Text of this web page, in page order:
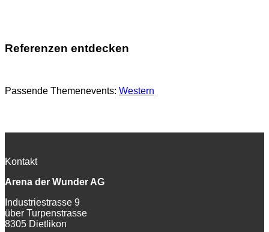
Referenzen entdecken
Passende Themenevents: Western
Kontakt
Arena der Wunder AG
Industriestrasse 9
über Turpenstrasse
8305 Dietlikon